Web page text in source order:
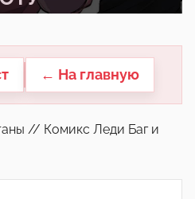
← На главную
// Комикс Леди Баг и